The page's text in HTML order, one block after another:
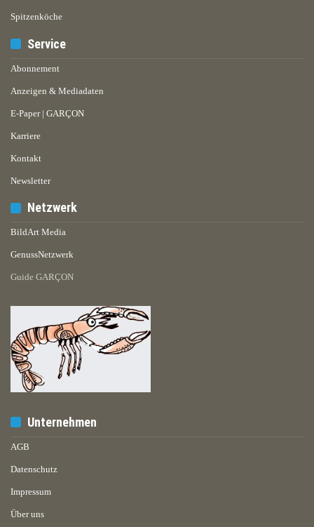
Spitzenköche
Service
Abonnement
Anzeigen & Mediadaten
E-Paper | GARÇON
Karriere
Kontakt
Newsletter
Netzwerk
BildArt Media
GenussNetzwerk
Guide GARÇON
Unternehmen
AGB
Datenschutz
Impressum
Über uns